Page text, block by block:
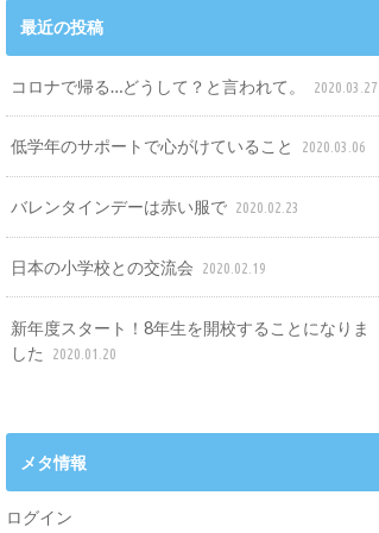
最近の投稿
コロナで帰る…どうして？と言われて。 2020.03.27
低学年のサポートで心がけていること 2020.03.06
バレンタインデーは赤い服で 2020.02.23
日本の小学校との交流会 2020.02.19
新年度スタート！8年生を開校することになりま
した
2020.01.20
メタ情報
ログイン